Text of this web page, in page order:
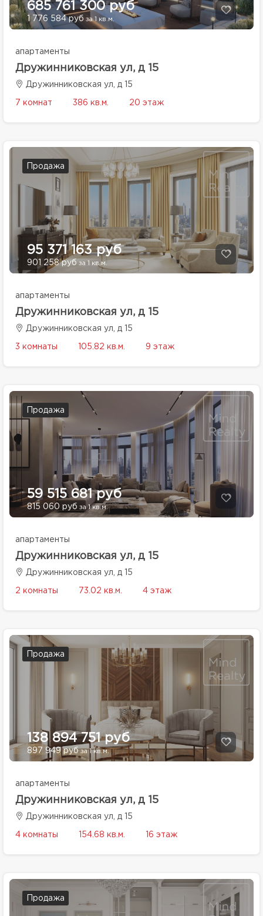
685 761 300 руб
1 776 584 руб за 1 кв.м.
апартаменты
Дружинниковская ул, д 15
Дружинниковская ул, д 15
7 комнат 386 кв.м. 20 этаж
Продажа
95 371 163 руб
901 258 руб за 1 кв.м.
апартаменты
Дружинниковская ул, д 15
Дружинниковская ул, д 15
3 комнаты 105.82 кв.м. 9 этаж
Продажа
59 515 681 руб
815 060 руб за 1 кв.м.
апартаменты
Дружинниковская ул, д 15
Дружинниковская ул, д 15
2 комнаты 73.02 кв.м. 4 этаж
Продажа
138 894 751 руб
897 949 рубза 1 кв.м.
апартаменты
Дружинниковская ул, д 15
Дружинниковская ул, д 15
4 комнаты 154.68 кв.м. 16 этаж
Продажа